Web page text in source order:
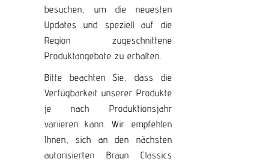
besuchen, um die neuesten
Updates und speziell auf die
Region zugeschnittene
Produktangebote zu erhalten.
Bitte beachten Sie, dass die
Verfügbarkeit unserer Produkte
je nach Produktionsjahr
variieren kann. Wir empfehlen
Ihnen, sich an den nächsten
autorisierten Braun Classics